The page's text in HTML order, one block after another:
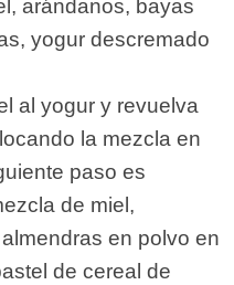
arándanos, bayas
yogur descremado
al yogur y revuelva
la mezcla en
paso es
de miel,
en polvo en
de cereal de